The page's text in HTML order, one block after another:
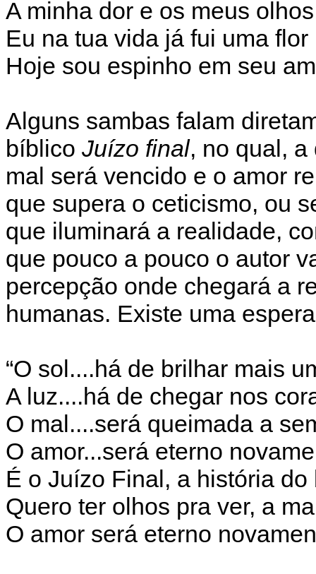
A minha dor e os meus
Eu na tua vida já fui uma flor
Hoje sou espinho em seu
Alguns sambas falam
bíblico Juízo final, no qual, a
mal será vencido e o amor
que supera o ceticismo, ou
que iluminará a realidade,
que pouco a pouco o autor
percepção onde chegará a
humanas. Existe uma
“O sol....há de brilhar mais
A luz....há de chegar nos
O mal....será queimada a
O amor...será eterno
É o Juízo Final, a história do
Quero ter olhos pra ver, a
O amor será eterno